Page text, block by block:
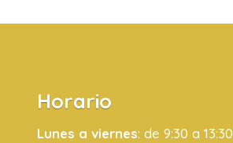
Horario
Lunes a viernes: de 9:30 a 13:30